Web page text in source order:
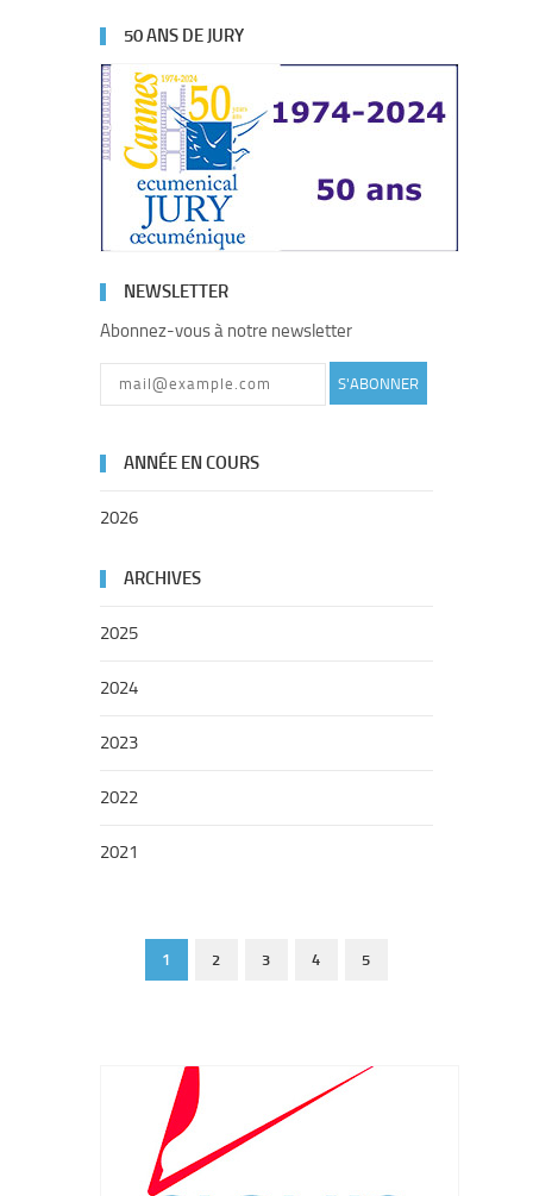
50 ANS DE JURY
NEWSLETTER
Abonnez-vous à notre newsletter
S'ABONNER
ANNÉE EN COURS
2026
ARCHIVES
2025
2024
2023
2022
2021
1 2 3 4 5